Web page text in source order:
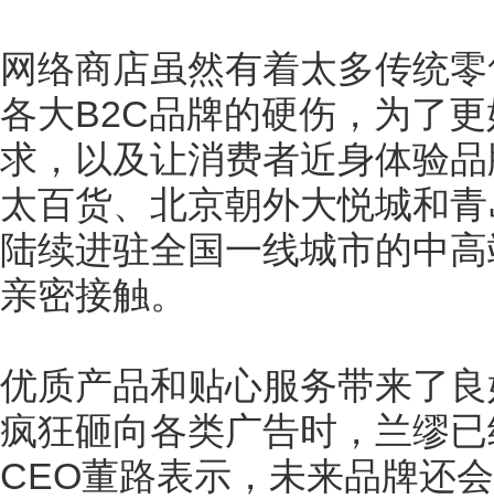
网络商店虽然有着太多传统
各大B2C品牌的硬伤，为了
求，以及让消费者近身体验
太百货、北京朝外大悦城和
陆续进驻全国一线城市的中
亲密接触。
优质产品和贴心服务带来了
疯狂砸向各类广告时，兰缪
CEO董路表示，未来品牌还